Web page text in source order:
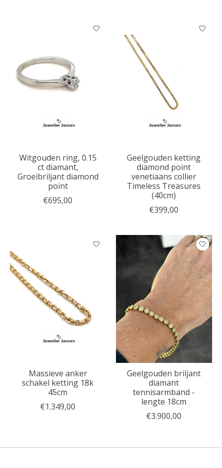
Witgouden ring, 0.15
ct diamant,
Groeibriljant diamond
point
€695,00
Geelgouden ketting
diamond point
venetiaans collier
Timeless Treasures
(40cm)
€399,00
Massieve anker
schakel ketting 18k
45cm
€1.349,00
Geelgouden briljant
diamant
tennisarmband -
lengte 18cm
€3.900,00